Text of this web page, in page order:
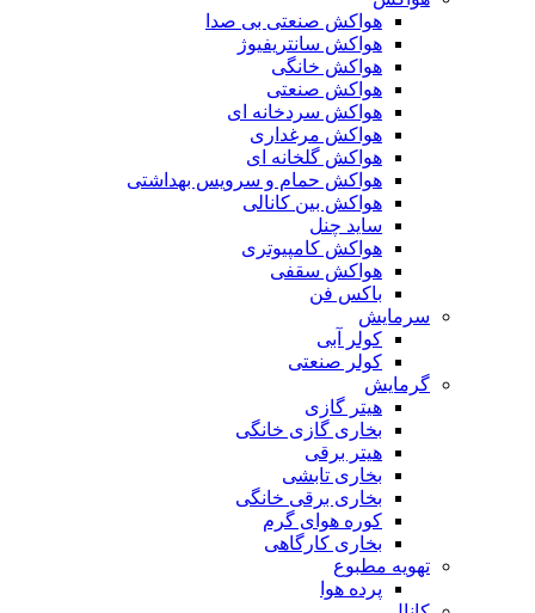
هواکش صنعتی بی صدا
هواکش سانتریفیوژ
هواکش خانگی
هواکش صنعتی
هواکش سردخانه ای
هواکش مرغداری
هواکش گلخانه ای
هواکش حمام و سرویس بهداشتی
هواکش بین کانالی
ساید چنل
هواکش کامپیوتری
هواکش سقفی
باکس فن
سرمایش
کولر آبی
کولر صنعتی
گرمایش
هیتر گازی
بخاری گازی خانگی
هیتر برقی
بخاری تابشی
بخاری برقی خانگی
کوره هوای گرم
بخاری کارگاهی
تهویه مطبوع
پرده هوا